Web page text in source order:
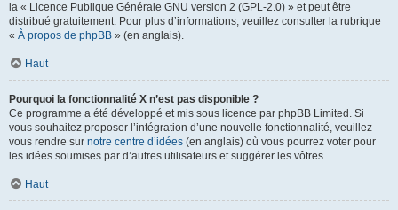
la « Licence Publique Générale GNU version 2 (GPL-2.0) » et peut être
distribué gratuitement. Pour plus d’informations, veuillez consulter la rubrique
« À propos de phpBB » (en anglais).
Haut
Pourquoi la fonctionnalité X n’est pas disponible ?
Ce programme a été développé et mis sous licence par phpBB Limited. Si
vous souhaitez proposer l’intégration d’une nouvelle fonctionnalité, veuillez
vous rendre sur notre centre d’idées (en anglais) où vous pourrez voter pour
les idées soumises par d’autres utilisateurs et suggérer les vôtres.
Haut